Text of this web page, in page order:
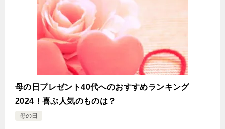
母の日プレゼント40代へのおすすめランキング
2024！喜ぶ人気のものは？
母の日